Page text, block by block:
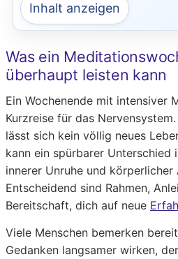
Inhalt anzeigen
Was ein
überhaupt leisten kann
Ein Wochenende mit intensiver
Kurzreise für das
lässt sich kein völlig neues
kann ein spürbarer Unterschied
innerer Unruhe und körperlicher
Entscheidend sind Rahmen,
Bereitschaft, dich auf neue
Viele Menschen bemerken
Gedanken langsamer wirken,